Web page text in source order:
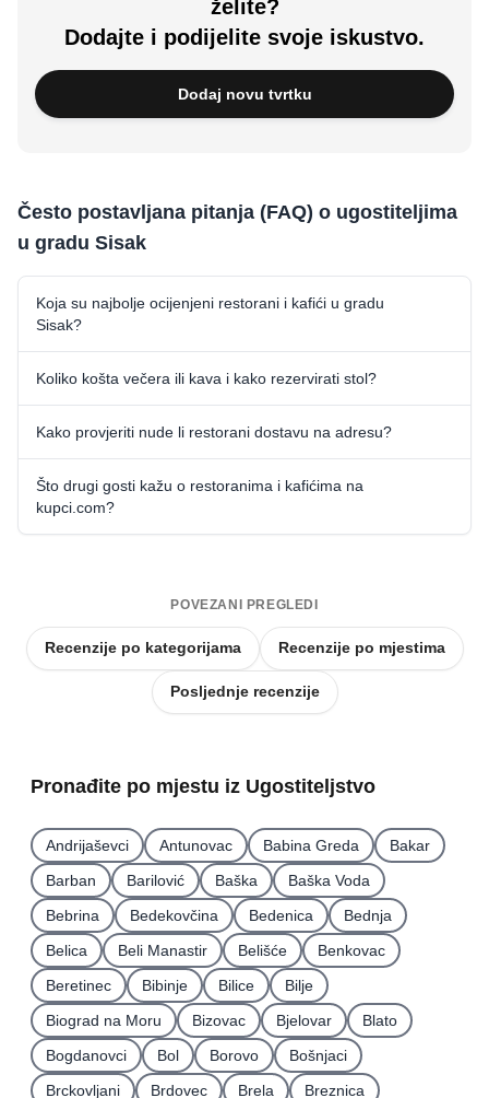
želite?
Dodajte i podijelite svoje iskustvo.
Dodaj novu tvrtku
Često postavljana pitanja (FAQ) o ugostiteljima
u gradu Sisak
Koja su najbolje ocijenjeni restorani i kafići u gradu
Sisak?
Koliko košta večera ili kava i kako rezervirati stol?
Kako provjeriti nude li restorani dostavu na adresu?
Što drugi gosti kažu o restoranima i kafićima na
kupci.com?
POVEZANI PREGLEDI
Recenzije po kategorijama Recenzije po mjestima
Posljednje recenzije
Pronađite po mjestu iz Ugostiteljstvo
Andrijaševci Antunovac Babina Greda
Bakar
Barban
Barilović Baška
Baška Voda
Bebrina
Bedekovčina Bedenica
Bednja
Belica
Beli Manastir Belišće
Benkovac
Beretinec
Bibinje Bilice
Bilje
Biograd na Moru
Bizovac Bjelovar
Blato
Bogdanovci
Bol Borovo
Bošnjaci
Brckovljani
Brdovec Brela
Breznica